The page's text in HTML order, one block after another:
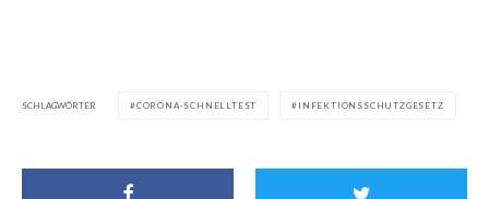
SCHLAGWÖRTER CORONA-SCHNELLTEST INFEKTIONSSCHUTZGESETZ